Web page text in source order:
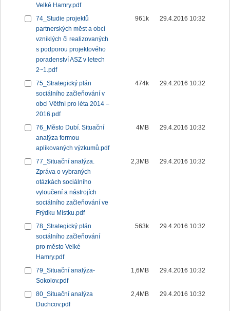
Velké Hamry.pdf
74_Studie projektů
partnerských měst a obcí
vzniklých či realizovaných
s podporou projektového
poradenství ASZ v letech
2~1.pdf
961k 29.4.2016 10:32
75_Strategický plán
sociálního začleňování v
obci Větřní pro léta 2014 –
2016.pdf
474k 29.4.2016 10:32
76_Město Dubí. Situační
analýza formou
aplikovaných výzkumů.pdf
4MB 29.4.2016 10:32
77_Situační analýza.
Zpráva o vybraných
otázkách sociálního
vyloučení a nástrojích
sociálního začleňování ve
Frýdku Místku.pdf
2,3MB 29.4.2016 10:32
78_Strategický plán
sociálního začleňování
pro město Velké
Hamry.pdf
563k 29.4.2016 10:32
79_Situační analýza-
Sokolov.pdf
1,6MB 29.4.2016 10:32
80_Situační analýza
Duchcov.pdf
2,4MB 29.4.2016 10:32